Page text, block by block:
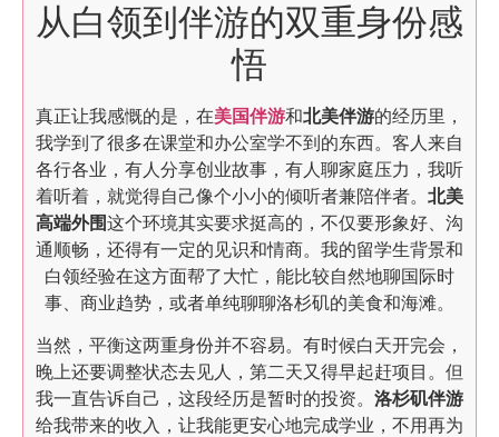
从白领到伴游的双重身份感
悟
真正让我感慨的是，在美国伴游和北美伴游的经历里，
我学到了很多在课堂和办公室学不到的东西。客人来自
各行各业，有人分享创业故事，有人聊家庭压力，我听
着听着，就觉得自己像个小小的倾听者兼陪伴者。 北美
高端外围这个环境其实要求挺高的，不仅要形象好、沟
通顺畅，还得有一定的见识和情商。我的留学生背景和
白领经验在这方面帮了大忙，能比较自然地聊国际时
事、商业趋势，或者单纯聊聊洛杉矶的美食和海滩。
当然，平衡这两重身份并不容易。有时候白天开完会，
晚上还要调整状态去见人，第二天又得早起赶项目。但
我一直告诉自己，这段经历是暂时的投资。 洛杉矶伴游
给我带来的收入，让我能更安心地完成学业，不用再为